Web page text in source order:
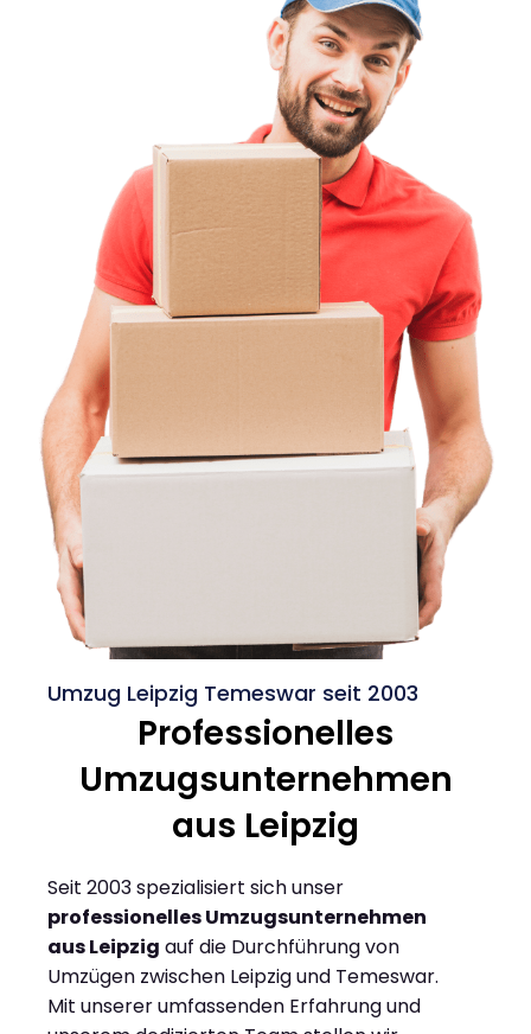
Umzug Leipzig Temeswar seit 2003
Professionelles
Umzugsunternehmen
aus Leipzig
Seit 2003 spezialisiert sich unser
professionelles Umzugsunternehmen
aus Leipzig auf die Durchführung von
Umzügen zwischen Leipzig und Temeswar.
Mit unserer umfassenden Erfahrung und